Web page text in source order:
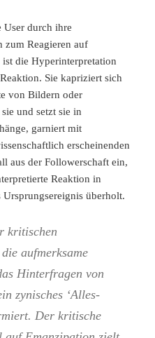
User durch ihre
zum Reagieren auf
die Hyperinterpretation
Sie kapriziert sich
von Bildern oder
und setzt sie in
garniert mit
erscheinenden
aus der Followerschaft ein,
Reaktion in
überholt.
kritischen
aufmerksame
Hinterfragen von
zynisches ‘Alles-
Der kritische